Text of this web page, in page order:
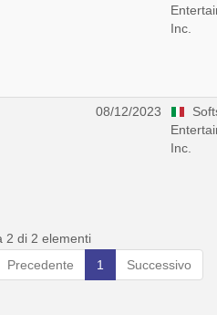
Inc.
08/12/2023
Inc.
2 di 2 elementi
Precedente
1 Successivo